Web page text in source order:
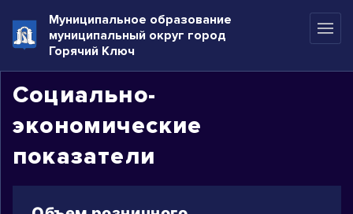
Муниципальное образование
муниципальный округ город
Горячий Ключ
Социально-
экономические
показатели